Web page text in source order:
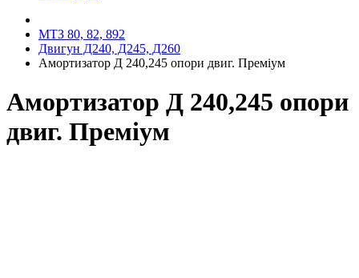
МТЗ 80, 82, 892
Двигун Д240, Д245, Д260
Амортизатор Д 240,245 опори двиг. Преміум
Амортизатор Д 240,245 опори
двиг. Преміум